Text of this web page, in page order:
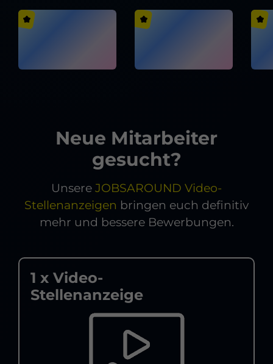
Neue Mitarbeiter
gesucht?
Unsere JOBSAROUND Video-
Stellenanzeigen bringen euch definitiv
mehr und bessere Bewerbungen.
1 x Video-
Stellenanzeige